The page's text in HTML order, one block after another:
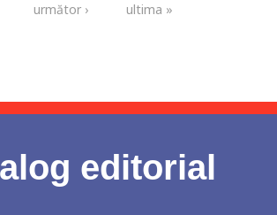
următor › ultima »
editorial